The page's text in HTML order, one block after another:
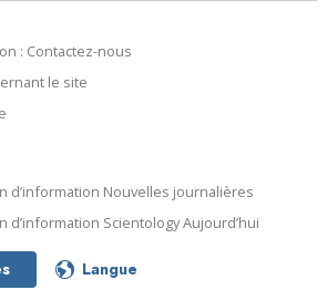
: Contactez-nous
le site
d’information Nouvelles journalières
d’information Scientology Aujourd’hui
Langue